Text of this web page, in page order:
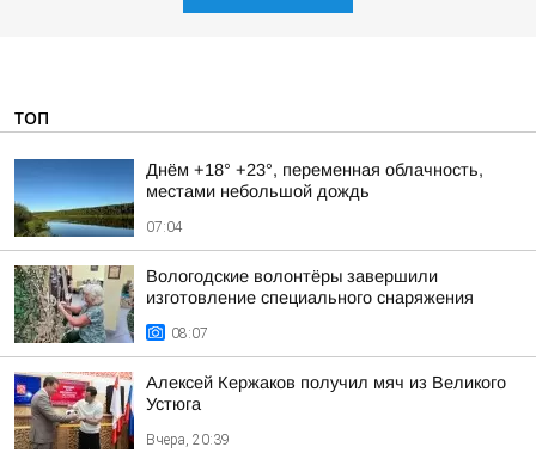
ТОП
Днём +18° +23°, переменная облачность,
местами небольшой дождь
07:04
Вологодские волонтёры завершили
изготовление специального снаряжения
08:07
Алексей Кержаков получил мяч из Великого
Устюга
Вчера, 20:39